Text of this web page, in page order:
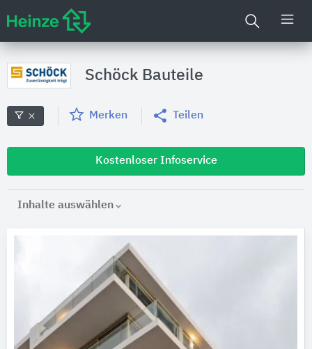
Schöck Bauteile
Merken Teilen
Kostenloser Infoservice
Inhalte auswählen